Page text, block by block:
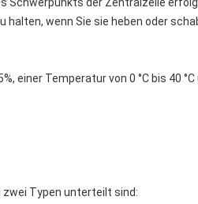
wenn Sie sie heben oder
Temperatur von 0 °C bis 40
zwei Typen unterteilt sind: